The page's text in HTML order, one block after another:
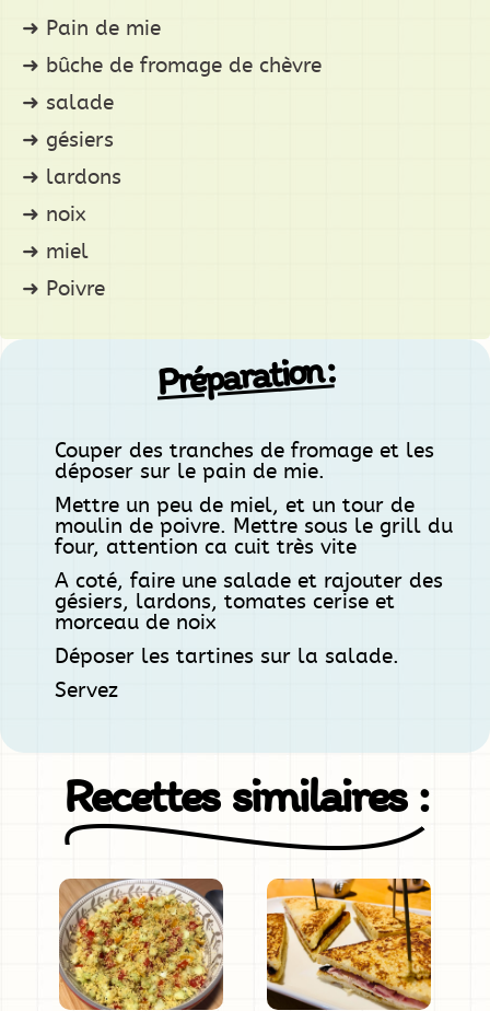
Pain de mie
bûche de fromage de chèvre
salade
gésiers
lardons
noix
miel
Poivre
Préparation :
Couper des tranches de fromage et les
déposer sur le pain de mie.
Mettre un peu de miel, et un tour de
moulin de poivre. Mettre sous le grill du
four, attention ca cuit très vite
A coté, faire une salade et rajouter des
gésiers, lardons, tomates cerise et
morceau de noix
Déposer les tartines sur la salade.
Servez
Recettes similaires :